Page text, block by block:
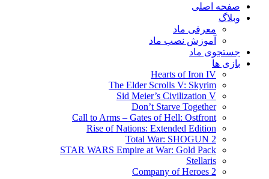
صفحه اصلی
وبلاگ
معرفی ماد
آموزش نصب ماد
جستجوی ماد
بازی ها
Hearts of Iron IV
The Elder Scrolls V: Skyrim
Sid Meier’s Civilization V
Don’t Starve Together
Call to Arms – Gates of Hell: Ostfront
Rise of Nations: Extended Edition
Total War: SHOGUN 2
STAR WARS Empire at War: Gold Pack
Stellaris
Company of Heroes 2